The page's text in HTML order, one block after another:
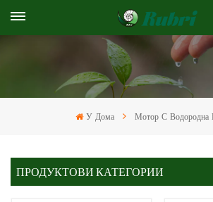
У Дома Мотор С Водородна
ПРОДУКТОВИ КАТЕГОРИИ